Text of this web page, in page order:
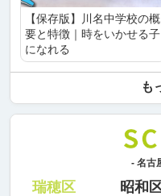
【保存版】川名中学校の概
要と特徴｜時をいかせる子
になれる
も
- 名古
瑞穂区 昭和